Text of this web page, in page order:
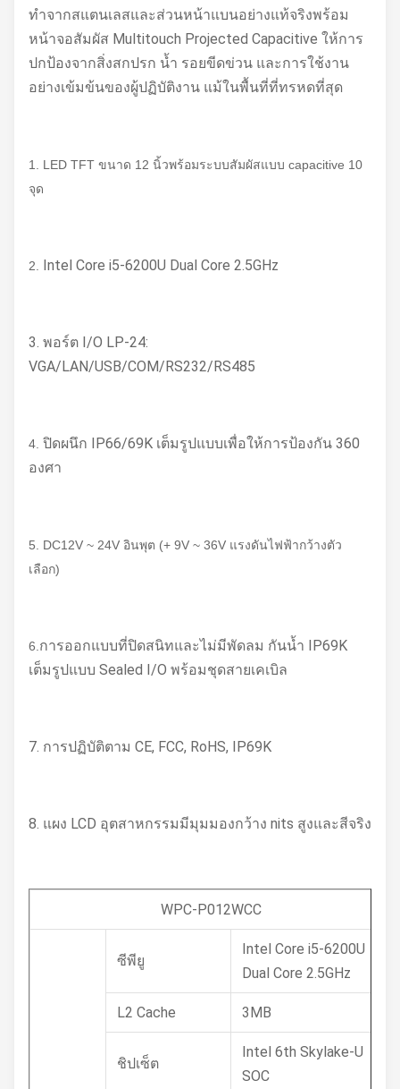
ทำจากสแตนเลสและส่วนหน้าแบนอย่างแท้จริงพร้อม
หน้าจอสัมผัส Multitouch Projected Capacitive ให้การ
ปกป้องจากสิ่งสกปรก น้ำ รอยขีดข่วน และการใช้งาน
อย่างเข้มข้นของผู้ปฏิบัติงาน แม้ในพื้นที่ที่ทรหดที่สุด
1. LED TFT ขนาด 12 นิ้วพร้อมระบบสัมผัสแบบ capacitive 10
จุด
2. Intel Core i5-6200U Dual Core 2.5GHz
3. พอร์ต I/O LP-24:
VGA/LAN/USB/COM/RS232/RS485
4. ปิดผนึก IP66/69K เต็มรูปแบบเพื่อให้การป้องกัน 360
องศา
5. DC12V ~ 24V อินพุต (+ 9V ~ 36V แรงดันไฟฟ้ากว้างตัว
เลือก)
6. การออกแบบที่ปิดสนิทและไม่มีพัดลม กันน้ำ IP69K
เต็มรูปแบบ Sealed I/O พร้อมชุดสายเคเบิล
7. การปฏิบัติตาม CE, FCC, RoHS, IP69K
8. แผง LCD อุตสาหกรรมมีมุมมองกว้าง nits สูงและสีจริง
WPC-P012WCC
ซีพียู
Intel Core i5-6200U
Dual Core 2.5GHz
L2 Cache 3MB
ชิปเซ็ต
Intel 6th Skylake-U
SOC